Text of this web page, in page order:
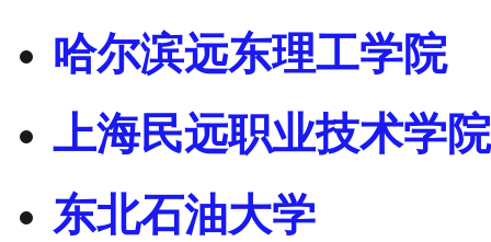
哈尔滨远东理工学院
上海民远职业技术学院
东北石油大学